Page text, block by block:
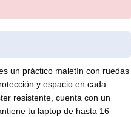
un práctico maletín con ruedas
y espacio en cada
resistente, cuenta con un
tu laptop de hasta 16